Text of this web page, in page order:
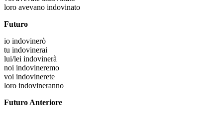
loro avevano indovinato
Futuro
io indovinerò
tu indovinerai
lui/lei indovinerà
noi indovineremo
voi indovinerete
loro indovineranno
Futuro Anteriore